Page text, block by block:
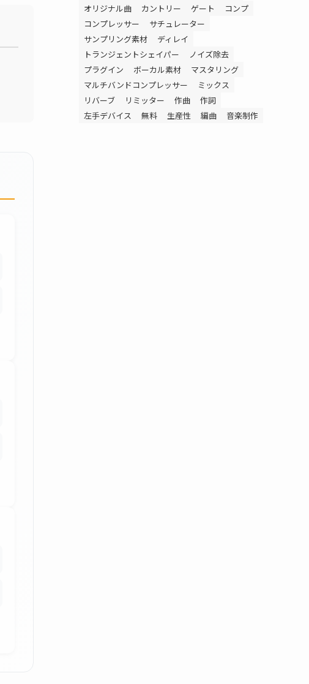
オリジナル曲
カントリー ゲート
コンプ
コンプレッサー
サチュレーター
サンプリング素材
ディレイ
トランジェントシェイパー
ノイズ除去
プラグイン
ボーカル素材
マスタリング
マルチバンドコンプレッサー
ミックス
リバーブ
リミッター 作曲
作詞
左手デバイス
無料 生産性 編曲 音楽制作